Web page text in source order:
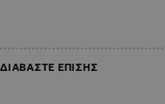
ΔΙΑΒΑΣΤΕ ΕΠΙΣΗΣ